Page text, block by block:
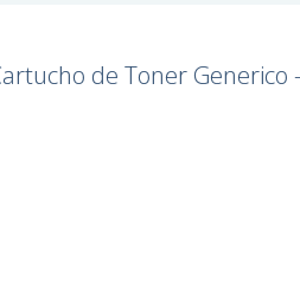
de Toner Generico